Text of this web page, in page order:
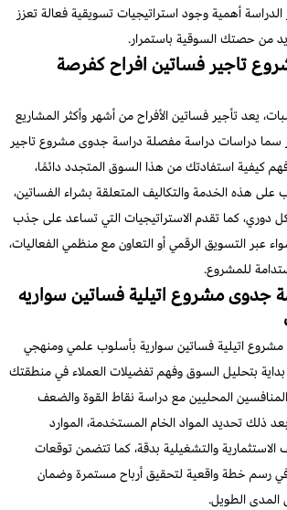
أهمية وجود استراتيجيات تسويقية فعالة تعزز
من حصتك السوقية باستمرار.
تاجير فساتين افراح كفرصة
يعد تأجير فساتين الأفراح من أشهر وأكثر المشاريع
سما دراسات دراسة مفصلة دراسة جدوى مشروع تاجير
كيفية استفادتك من هذا السوق المتجدد دائمًا،
على هذه الخدمة والتكاليف المتعلقة بشراء الفساتين،
دوري، كما تقدم الاستراتيجيات التي تساعد على جذب
عبر التسويق الرقمي أو التعاون مع منظمي الفعاليات،
للمشروع.
جدوى مشروع اتيلية فساتين سواريه
اتيلية فساتين سوارية بأسلوب علمي ومنهجي
بتحليل السوق وفهم تفضيلات العملاء في منطقتك
المحليين مع دراسة نقاط القوة والضعف
ذلك تحديد المواد الخام المستخدمة، الموارد
الاستثمارية والتشغيلية بدقة، كما تتضمن توقعات
رسم خطة واقعية لتحقيق أرباح مستمرة وضمان
الطويل.